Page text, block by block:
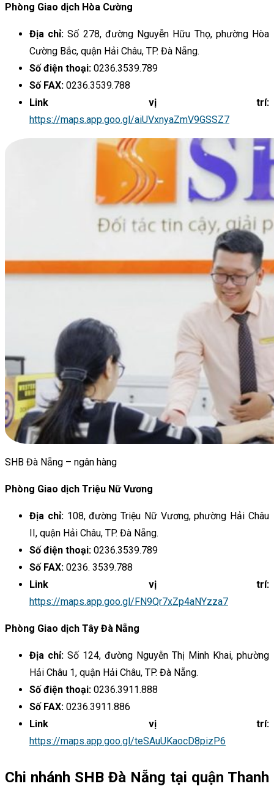
Phòng Giao dịch Hòa Cường
Địa chỉ: Số 278, đường Nguyễn Hữu Thọ, phường Hòa
Cường Bắc, quận Hải Châu, TP. Đà Nẵng.
Số điện thoại: 0236.3539.789
Số FAX: 0236.3539.788
Link vị trí:
https://maps.app.goo.gl/aiUVxnyaZmV9GSSZ7
SHB Đà Nẵng – ngân hàng
Phòng Giao dịch Triệu Nữ Vương
Địa chỉ: 108, đường Triệu Nữ Vương, phường Hải Châu
II, quận Hải Châu, TP. Đà Nẵng.
Số điện thoại: 0236.3539.789
Số FAX: 0236. 3539.788
Link vị trí:
https://maps.app.goo.gl/FN9Qr7xZp4aNYzza7
Phòng Giao dịch Tây Đà Nẵng
Địa chỉ: Số 124, đường Nguyễn Thị Minh Khai, phường
Hải Châu 1, quận Hải Châu, TP. Đà Nẵng.
Số điện thoại: 0236.3911.888
Số FAX: 0236.3911.886
Link vị trí:
https://maps.app.goo.gl/teSAuUKaocD8pizP6
Chi nhánh SHB Đà Nẵng tại quận Thanh